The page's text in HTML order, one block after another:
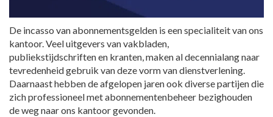
De incasso van abonnementsgelden is een specialiteit van ons
kantoor. Veel uitgevers van vakbladen,
publiekstijdschriften en kranten, maken al decennialang naar
tevredenheid gebruik van deze vorm van dienstverlening.
Daarnaast hebben de afgelopen jaren ook diverse partijen die
zich professioneel met abonnementenbeheer bezighouden
de weg naar ons kantoor gevonden.